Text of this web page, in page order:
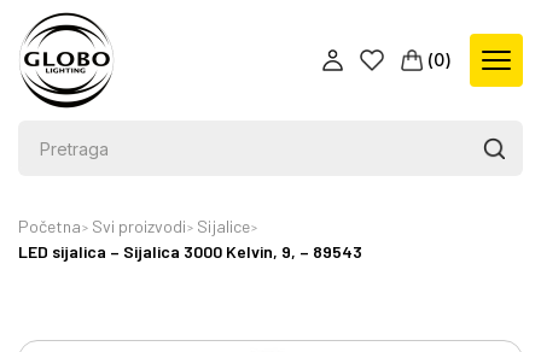
(0)
Početna Svi proizvodi
Sijalice
LED sijalica – Sijalica 3000 Kelvin, 9, – 89543